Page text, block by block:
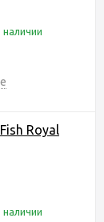
наличии
Royal
наличии